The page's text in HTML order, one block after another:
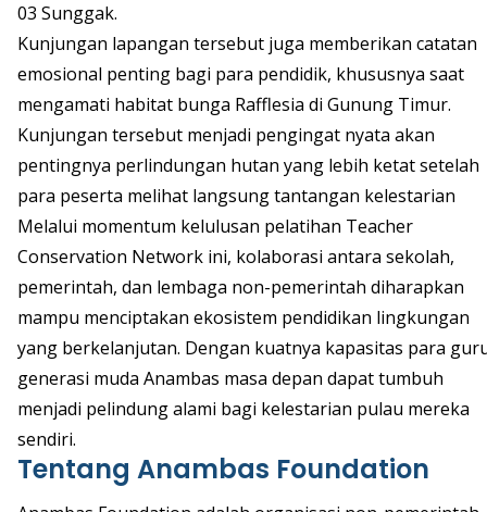
03 Sunggak.
Kunjungan lapangan tersebut juga memberikan catatan
emosional penting bagi para pendidik, khususnya saat
mengamati habitat bunga Rafflesia di Gunung Timur.
Kunjungan tersebut menjadi pengingat nyata akan
pentingnya perlindungan hutan yang lebih ketat setelah
para peserta melihat langsung tantangan kelestarian
Melalui momentum kelulusan pelatihan Teacher
Conservation Network ini, kolaborasi antara sekolah,
pemerintah, dan lembaga non-pemerintah diharapkan
mampu menciptakan ekosistem pendidikan lingkungan
yang berkelanjutan. Dengan kuatnya kapasitas para
generasi muda Anambas masa depan dapat tumbuh
menjadi pelindung alami bagi kelestarian pulau mereka
sendiri.
Tentang Anambas Foundation